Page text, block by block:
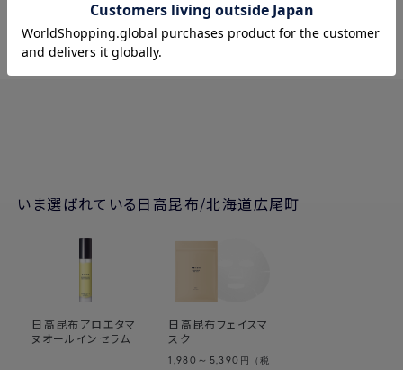
いま選ばれている日高昆布/北海道広尾町
日高昆布アロエタマ
ヌオールインセラム
日高昆布フェイスマ
スク
1,980～5,390 円（税